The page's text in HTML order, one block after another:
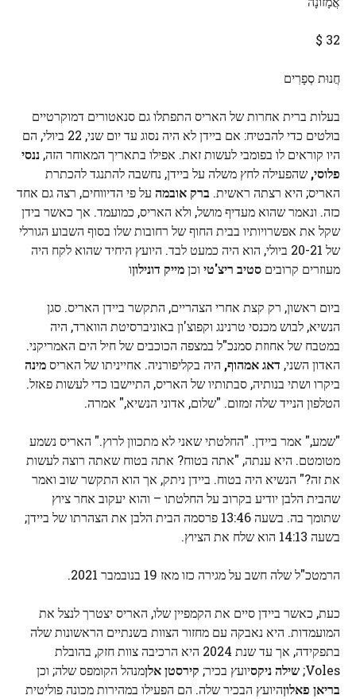
32 $
חֲנוּת סְפָרִים
בעלות ברית אחרות של האריס התפתלו גם סנאטורים דמוקרטיים
בולטים כדי להבטיח: אם ביידן לא היה נסוג עד יום שני, 22 ביולי, הם
היו קוראים לו בפומבי לעשות זאת. אפילו בתאריך המאוחר הזה, ננסי
פלוסי, שהפעילה לחץ משלה על ביידן, נחשבה להתנגד להכתרת
האריס; היא רצתה ראשית. ברק אובמה על פי הדיווחים, רצה גם אחד
כזה. ונאמר שהוא מעדיף מושל, ולא האריס, כמועמד. אך כאשר בידן
שקל את אפשרויותיו בבית החוף של רחובות שלו בסוף השבוע הגורלי
של 20-21 ביולי, הוא היה כמעט לבד. היועץ היחיד שהוא לקח היה
מעוזרים קרובים סטיב ריצ'טי וכןמייק דונילוןו
ביום ראשון, רק קצת אחרי הצהריים, התקשר ביידן האריס. סגן
הנשיא, לבוש מכנסי טרנינג וקפוצ'ון באוניברסיטת הווארד, היה
במטבח של אחוזת סמנכ"ל במצפה הכוכבים של חיל הים האמריקני.
האדון השני, דאג אמהוף, היה בקליפורניה. אחייניתו של האריסמינה
ביקרו ושתי בנותיה, סבתותיו של האריס, התיישבו כדי לעשות פאזל.
הטלפון הנייד שלה זמזום. "שלום, אדוני הנשיא," אמרה.
"שמע," אמר ביידן. "החלטתי שאני לא מתכוון לרוץ." האריס נשמע
מטומטם. היא ענתה, "אתה בטוח? אתה בטוח שאתה רוצה לעשות
את זה?" הנשיא היה בטוח. ביידן ניתק, אך הוא התקשר שוב ואמר
שהבית הלבן יודיע בקרוב על החלטתו – והוא יעקוב אחר ציוץ
שתומך בה. בשעה 13:46 פרסמה הבית הלבן את הצהרתו של ביידן;
בשעה 14:13 הוא שלח את הציוץ.
הרמטכ"ל שלה חשב על מגירה כזו מאז 19 בנובמבר 2021.
כעת, כאשר ביידן סיים את הקמפיין שלו, האריס יצטרך לנצל את
המועמדות. היא נאבקה עם מחזור הצוות בשנתיים הראשונות שלה
בתפקידה, אך עד שנת 2024 היא הרכיבה צוות חזק, בהובלת
Voles; שילה ניקסיועץ בכיר; קירסטן אלןמנהל הקומפס שלה; וכן
בריאן פאלוןהיועץ הבכיר שלה. הם הפעילו במהירות מכונה פוליטית